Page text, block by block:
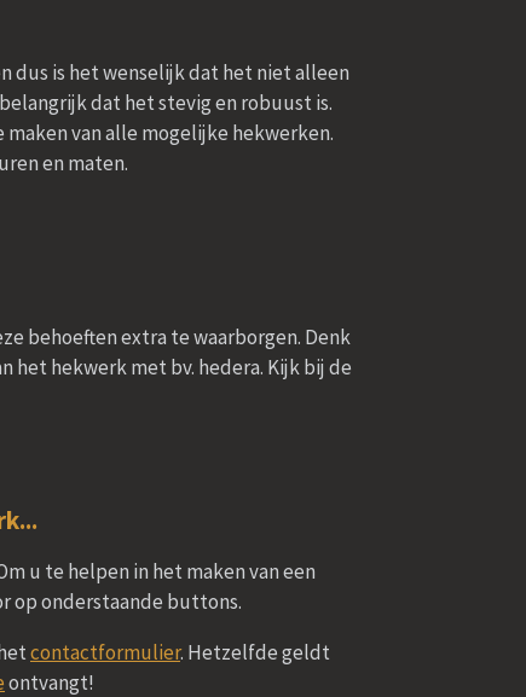
dus is het wenselijk dat het niet alleen
dat het stevig en robuust is.
van alle mogelijke hekwerken.
en maten.
behoeften extra te waarborgen. Denk
het hekwerk met bv. hedera. Kijk bij de
u te helpen in het maken van een
op onderstaande buttons.
contactformulier. Hetzelfde geldt
ontvangt!